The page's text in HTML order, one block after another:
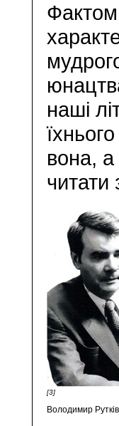
наші
вона, а
читати
[3]
Володимир